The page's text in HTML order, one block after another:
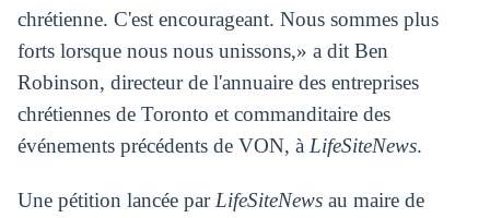
chrétienne. C'est encourageant. Nous sommes plus
forts lorsque nous nous unissons,» a dit Ben
Robinson, directeur de l'annuaire des entreprises
chrétiennes de Toronto et commanditaire des
événements précédents de VON, à LifeSiteNews.
Une pétition lancée par LifeSiteNewsau maire de